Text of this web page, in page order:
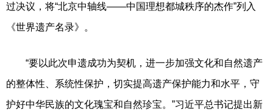
过决议，将“北京中轴线——中国理想都城秩序的杰作”列入
《世界遗产名录》。
“要以此次申遗成功为契机，进一步加强文化和自然遗产
的整体性、系统性保护，切实提高遗产保护能力和水平，守
护好中华民族的文化瑰宝和自然珍宝。”习近平总书记提出新